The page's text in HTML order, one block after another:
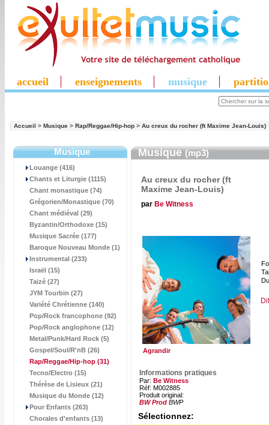
accueil enseignements musique
Accueil > Musique > Rap/Reggae/Hip-hop > Au creux du rocher (ft Maxime Jean-Louis)
Musique
Louange (416)
Chants et Liturgie (1115)
Chant monastique (74)
Grégorien/Monastique (70)
Chant médiéval (29)
Byzantin/Orthodoxe (15)
Musique Sacrée (177)
Baroque Nouveau Monde (1)
Instrumental (233)
Israël (15)
Taizé (27)
JYM Tourbin (27)
Variété Chrétienne (140)
Pop/Rock francophone (92)
Pop/Rock anglophone (12)
Metal/Punk/Hard Rock (5)
Gospel/Soul/R'nB (26)
Rap/Reggae/Hip-hop (31)
Tecno/Electro (15)
Thérèse de Lisieux (21)
Musique du Monde (12)
Pour Enfants (263)
Chorales d'enfants (13)
Musique(mp3)
Au creux du rocher (ft
Maxime Jean-Louis)
par Be Witness
Agrandir
Informations pratiques
Par: Be Witness
Réf: M002885
Produit original:
BW Prod BWP
Sélectionnez: